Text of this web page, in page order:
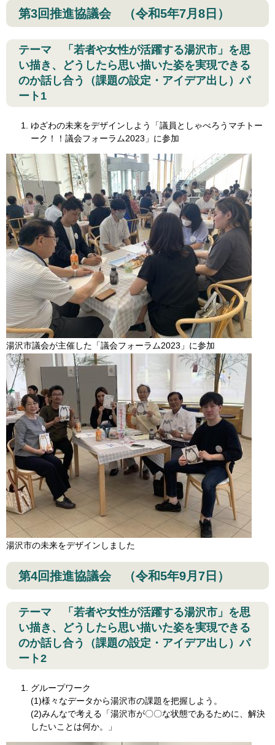
第3回推進協議会 （令和5年7月8日）
テーマ 「若者や女性が活躍する湯沢市」を思
い描き、どうしたら思い描いた姿を実現できる
のか話し合う（課題の設定・アイデア出し）パ
ート1​
ゆざわの未来をデザインしよう「議員としゃべろうマチトー
ーク！！議会フォーラム2023」に参加
湯沢市議会が主催した「議会フォーラム2023」に参加
湯沢市の未来をデザインしました
第4回推進協議会 （令和5年9月7日）
テーマ
「若者や女性が活躍する湯沢市」を思
い描き、どうしたら思い描いた姿を実現できる
のか話し合う（課題の設定・アイデア出し）パ
ート2
グループワーク
(1)様々なデータから湯沢市の課題を把握しよう。
(2)みんなで考える「湯沢市が〇〇な状態であるために、解決
したいことは何か。」